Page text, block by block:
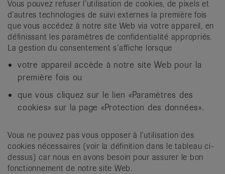
Vous pouvez refuser l’utilisation de cookies, de pixels et
d’autres technologies de suivi externes la première fois
que vous accédez à notre site Web via votre appareil, en
définissant les paramètres de confidentialité appropriés.
La gestion du consentement s’affiche lorsque
votre appareil accède à notre site Web pour la
première fois ou
que vous cliquez sur le lien «Paramètres des
cookies» sur la page «Protection des données».
Vous ne pouvez pas vous opposer à l’utilisation des
cookies nécessaires (voir la définition dans le tableau ci-
dessus) car nous en avons besoin pour assurer le bon
fonctionnement de notre site Web.